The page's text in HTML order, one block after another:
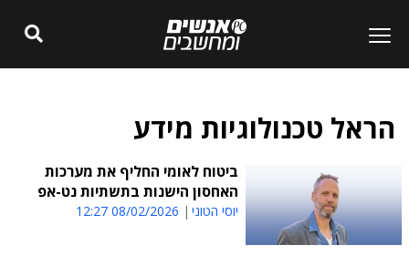
הראל טכנולוגיות מידע
ביטוח לאומי החליף את מערכות
האחסון הישנות בתשתיות נט-אפ
יוסי הטוני 08/02/2026 12:27